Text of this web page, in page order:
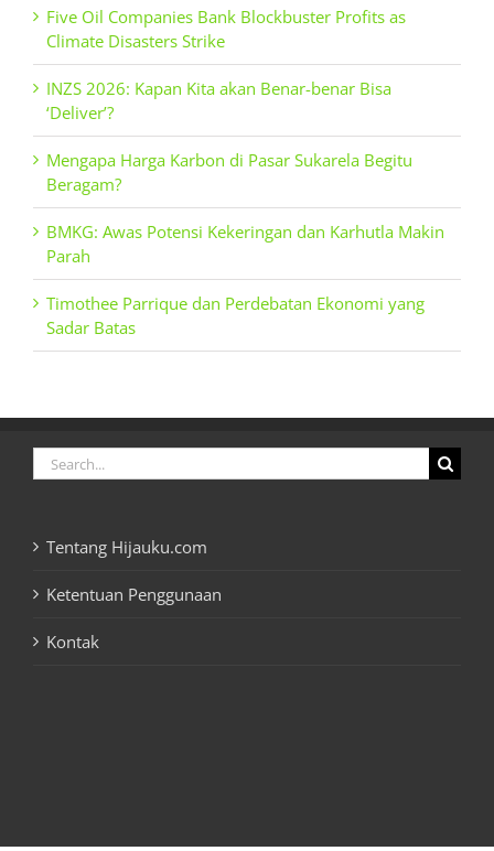
Five Oil Companies Bank Blockbuster Profits as
Climate Disasters Strike
INZS 2026: Kapan Kita akan Benar-benar Bisa
‘Deliver’?
Mengapa Harga Karbon di Pasar Sukarela Begitu
Beragam?
BMKG: Awas Potensi Kekeringan dan Karhutla Makin
Parah
Timothee Parrique dan Perdebatan Ekonomi yang
Sadar Batas
Search
for:
Tentang Hijauku.com
Ketentuan Penggunaan
Kontak